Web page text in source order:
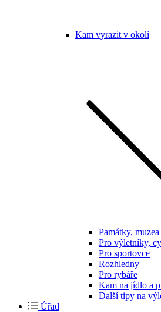
Kam vyrazit v okolí
Památky, muzea
Pro výletníky,
Pro sportovce
Rozhledny
Pro rybáře
Kam na jídlo a
Další tipy na
Úřad